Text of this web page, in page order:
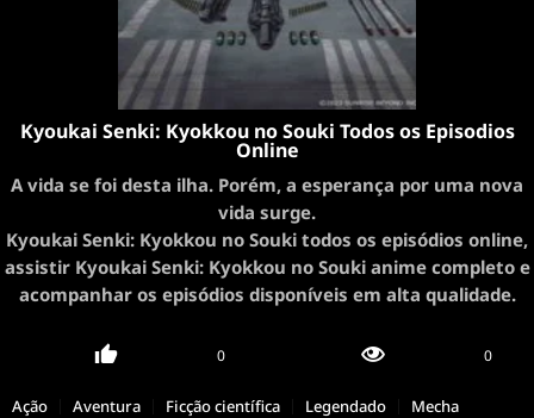
Kyoukai Senki: Kyokkou no Souki Todos os Episodios
Online
A vida se foi desta ilha. Porém, a esperança por uma nova
vida surge.
Kyoukai Senki: Kyokkou no Souki todos os episódios online,
assistir Kyoukai Senki: Kyokkou no Souki anime completo e
acompanhar os episódios disponíveis em alta qualidade.
0 0
Ação Aventura Ficção científica Legendado Mecha